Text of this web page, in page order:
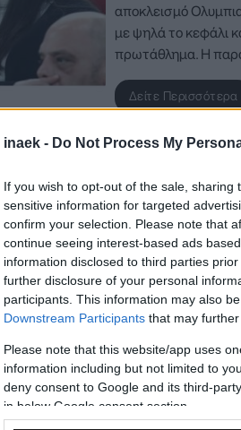
inaek - Do Not Process My
If you wish to opt-out of the sale,
sensitive information for targeted
confirm your selection. Please note that
continue seeing interest-based ads
information disclosed to third parties
further disclosure of your personal
participants. This information may also
Downstream Participants that may
Please note that this website/app uses
information including but not limited to
deny consent to Google and its third-
in below Google consent section.
αποκλεισμό
με ψηλά το κεφάλι
πρωτάθλημα. Η
Δείτε Περισσότερα